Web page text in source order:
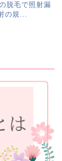
脱毛で照射漏
の規...